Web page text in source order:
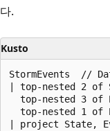
다.
Kusto
StormEvents  //
| top-nested 2 of
top-nested 3 of
top-nested 1 of